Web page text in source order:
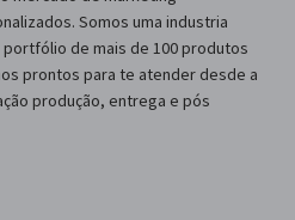
Somos uma industria
de mais de 100 produtos
prontos para te atender desde a
produção, entrega e pós